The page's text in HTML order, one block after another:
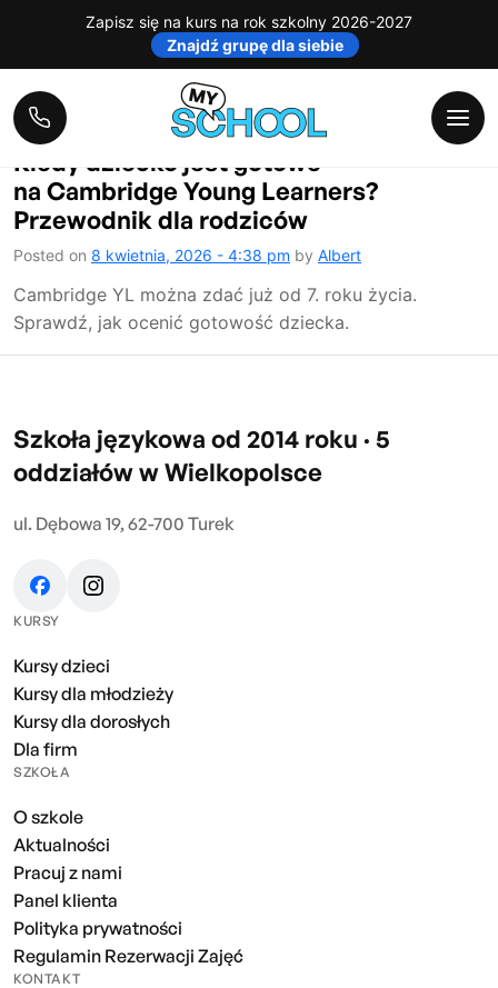
Zapisz się na kurs na rok szkolny 2026-2027
Znajdź grupę dla siebie
Category:Aktualności
szkoły
Kiedy dziecko jest gotowe
na Cambridge Young Learners?
Przewodnik dla rodziców
Posted on 8 kwietnia, 2026 - 4:38 pm by Albert
Cambridge YL można zdać już od 7. roku życia.
Sprawdź, jak ocenić gotowość dziecka.
Szkoła językowa od 2014 roku · 5
oddziałów w Wielkopolsce
ul. Dębowa 19, 62-700 Turek
KURSY
Kursy dzieci
Kursy dla młodzieży
Kursy dla dorosłych
Dla firm
SZKOŁA
O szkole
Aktualności
Pracuj z nami
Panel klienta
Polityka prywatności
Regulamin Rezerwacji Zajęć
KONTAKT